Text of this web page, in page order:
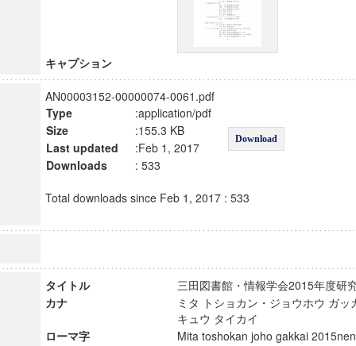
キャプション
AN00003152-00000074-0061.pdf
Type
:application/pdf
Download
Size
:155.3 KB
Last updated
:Feb 1, 2017
Downloads
: 533
Total downloads since Feb 1, 2017 : 533
タイトル
三田図書館・情報学会2015年度
カナ
ミタ トショカン・ジョウホウ ガ
キュウ タイカイ
ローマ字
Mita toshokan joho gakkai